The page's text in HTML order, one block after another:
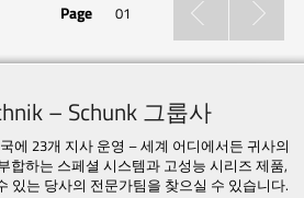
Page 01
– Schunk 그룹사
에 23개 지사 운영 – 세계 어디에서든 귀사의
합하는 스페셜 시스템과 고성능 시리즈 제품,
있는 당사의 전문가팀을 찾으실 수 있습니다.